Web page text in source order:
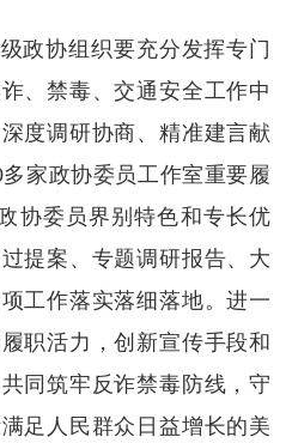
政协组织要充分发挥专门
、禁毒、交通安全工作中
度调研协商、精准建言献
家政协委员工作室重要履
协委员界别特色和专长优
提案、专题调研报告、大
工作落实落细落地。进一
职活力，创新宣传手段和
同筑牢反诈禁毒防线，守
足人民群众日益增长的美